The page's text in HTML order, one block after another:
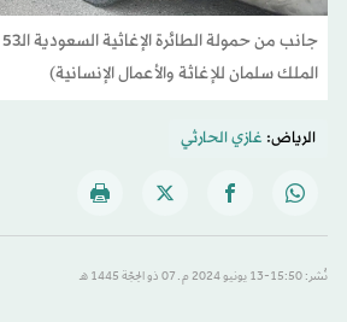
الملك سلمان للإغاثة والأعمال الإنسانية)
الرياض: غازي الحارثي
نُشر: 15:50-13 يونيو 2024 م ـ 07 ذو الحِجّة 1445 هـ